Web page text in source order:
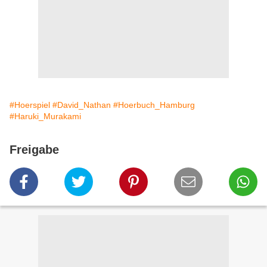
#Hoerspiel #David_Nathan #Hoerbuch_Hamburg
#Haruki_Murakami
Freigabe